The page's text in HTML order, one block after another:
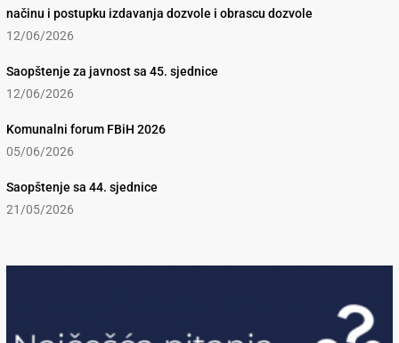
načinu i postupku izdavanja dozvole i obrascu dozvole
12/06/2026
Saopštenje za javnost sa 45. sjednice
12/06/2026
Komunalni forum FBiH 2026
05/06/2026
Saopštenje sa 44. sjednice
21/05/2026